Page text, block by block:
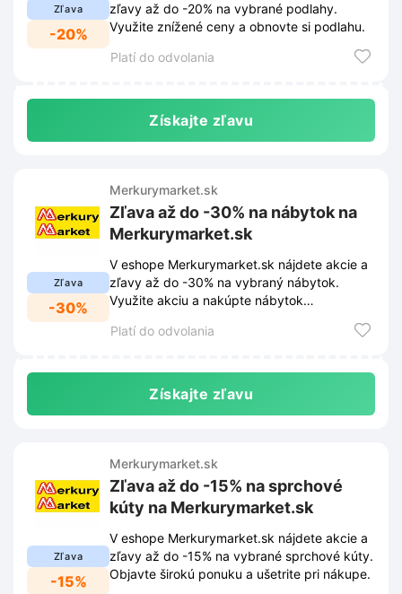
Zľava
-20%
zľavy až do -20% na vybrané podlahy.
Využite znížené ceny a obnovte si podlahu.
Platí do odvolania
Získajte zľavu
Zľava
-30%
Merkurymarket.sk
Zľava až do -30% na nábytok na
Merkurymarket.sk
V eshope Merkurymarket.sk nájdete akcie a
zľavy až do -30% na vybraný nábytok.
Využite akciu a nakúpte nábytok
Platí do odvolania
Získajte zľavu
Zľava
-15%
Merkurymarket.sk
Zľava až do -15% na sprchové
kúty na Merkurymarket.sk
V eshope Merkurymarket.sk nájdete akcie a
zľavy až do -15% na vybrané sprchové kúty.
Objavte širokú ponuku a ušetrite pri nákupe.